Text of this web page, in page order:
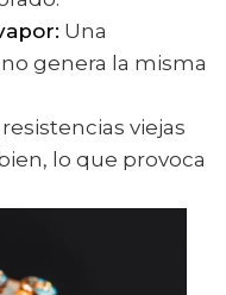
Una
genera la misma
resistencias viejas
lo que provoca